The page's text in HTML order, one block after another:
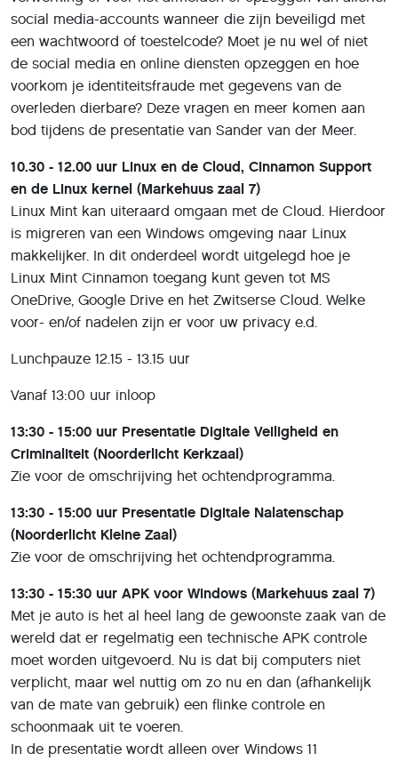
social media-accounts wanneer die zijn beveiligd met
een wachtwoord of toestelcode? Moet je nu wel of niet
de social media en online diensten opzeggen en hoe
voorkom je identiteitsfraude met gegevens van de
overleden dierbare? Deze vragen en meer komen aan
bod tijdens de presentatie van Sander van der Meer.
10.30 - 12.00 uur Linux en de Cloud, Cinnamon Support
en de Linux kernel (Markehuus zaal 7)
Linux Mint kan uiteraard omgaan met de Cloud. Hierdoor
is migreren van een Windows omgeving naar Linux
makkelijker. In dit onderdeel wordt uitgelegd hoe je
Linux Mint Cinnamon toegang kunt geven tot MS
OneDrive, Google Drive en het Zwitserse Cloud. Welke
voor- en/of nadelen zijn er voor uw privacy e.d.
Lunchpauze 12.15 - 13.15 uur
Vanaf 13:00 uur inloop
13:30 - 15:00 uur Presentatie Digitale Veiligheid en
Criminaliteit (Noorderlicht Kerkzaal)
Zie voor de omschrijving het ochtendprogramma.
13:30 - 15:00 uur Presentatie Digitale Nalatenschap
(Noorderlicht Kleine Zaal)
Zie voor de omschrijving het ochtendprogramma.
13:30 - 15:30 uur APK voor Windows (Markehuus zaal 7)
Met je auto is het al heel lang de gewoonste zaak van de
wereld dat er regelmatig een technische APK controle
moet worden uitgevoerd. Nu is dat bij computers niet
verplicht, maar wel nuttig om zo nu en dan (afhankelijk
van de mate van gebruik) een flinke controle en
schoonmaak uit te voeren.
In de presentatie wordt alleen over Windows 11